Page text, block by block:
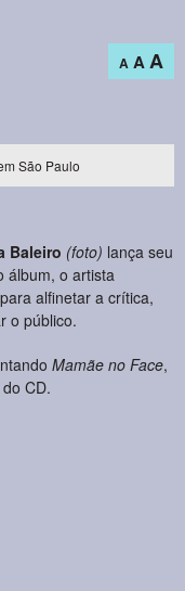
A AA
São Paulo
Baleiro (foto) lança seu
álbum, o artista
alfinetar a crítica,
o público.
Mamãe no Face,
CD.